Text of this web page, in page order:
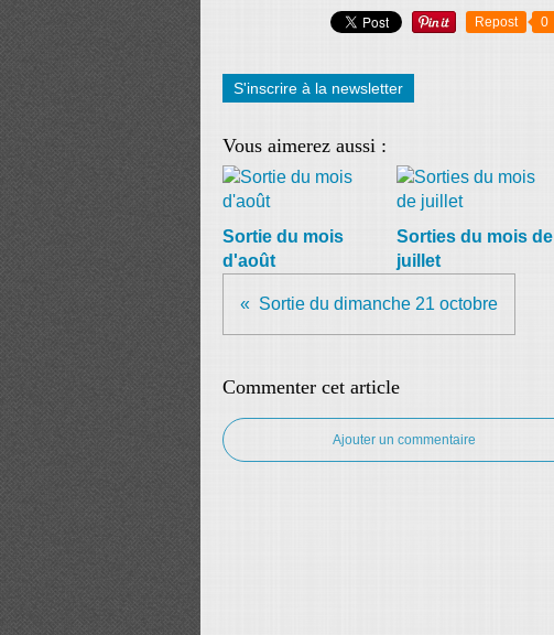
Repost 0
S'inscrire à la newsletter
Vous aimerez aussi :
Sortie du mois
d'août
Sorties du mois de
juillet
Sortie du dimanche 21 octobre
Commenter cet article
Ajouter un commentaire